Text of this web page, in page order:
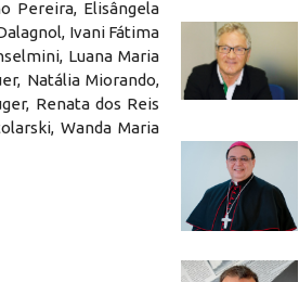
Pereira, Elisângela
Ivani Fátima
Luana Maria
Natália Miorando,
Renata dos Reis
Wanda Maria